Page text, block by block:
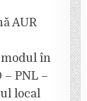
AUR
modul în
– PNL –
local